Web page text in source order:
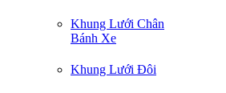
Khung Lưới Chân
Bánh Xe
Khung Lưới Đôi